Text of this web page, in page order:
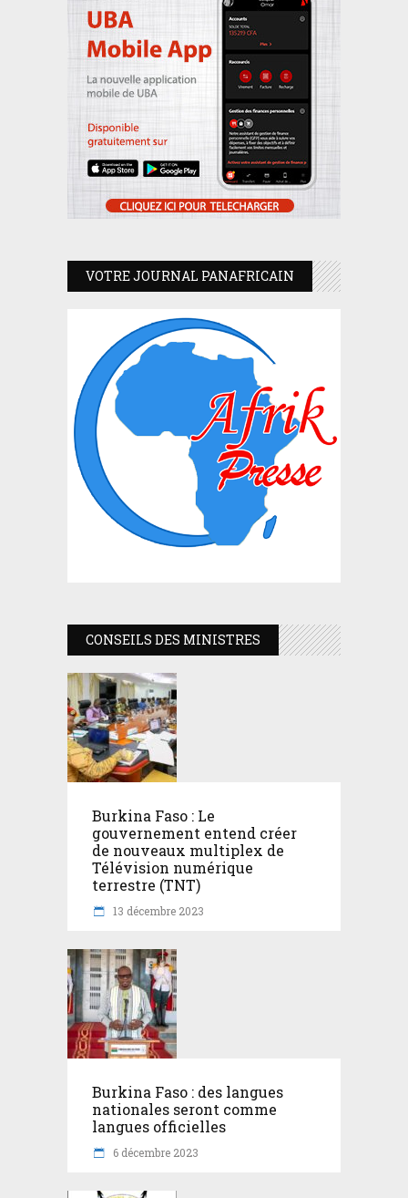
VOTRE JOURNAL PANAFRICAIN
CONSEILS DES MINISTRES
Burkina Faso : Le
gouvernement entend créer
de nouveaux multiplex de
Télévision numérique
terrestre (TNT)
13 décembre 2023
Burkina Faso : des langues
nationales seront comme
langues officielles
6 décembre 2023